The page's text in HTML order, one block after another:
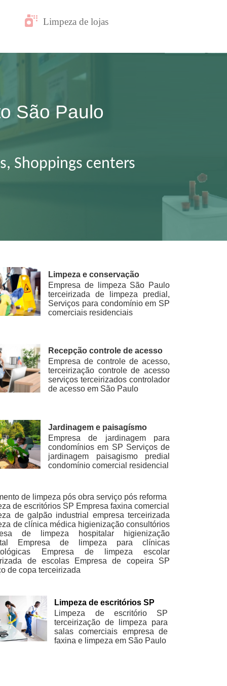
Limpeza de lojas
São Paulo
Shoppings centers
Limpeza e conservação
Empresa de limpeza São Paulo
terceirizada de limpeza predial,
Serviços para condomínio em SP
comerciais residenciais
Recepção controle de acesso
Empresa de controle de acesso,
terceirização controle de acesso
serviços terceirizados controlador
de acesso em São Paulo
Jardinagem e paisagísmo
Empresa de jardinagem para
condomínios em SP Serviços de
jardinagem paisagismo predial
condomínio comercial residencial
de limpeza pós obra serviço pós reforma
de escritórios SP Empresa faxina comercial
de galpão industrial empresa terceirizada
de clínica médica higienização consultórios
de limpeza hospitalar higienização
Empresa de limpeza para clínicas
Empresa de limpeza escolar
de escolas
Empresa de copeira SP
de copa terceirizada
Limpeza de escritórios SP
Limpeza de escritório SP
terceirização de limpeza para
salas comerciais empresa de
faxina e limpeza em São Paulo